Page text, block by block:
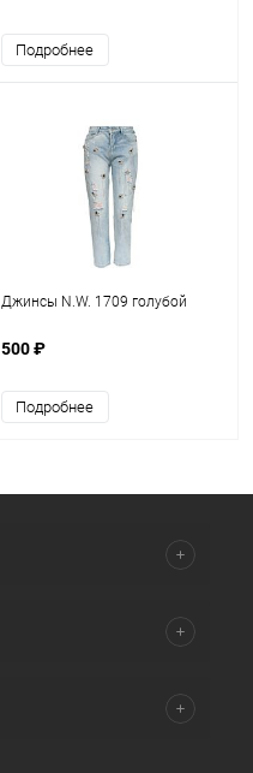
Подробнее
Джинсы N.W. 1709 голубой
500 ₽
Подробнее